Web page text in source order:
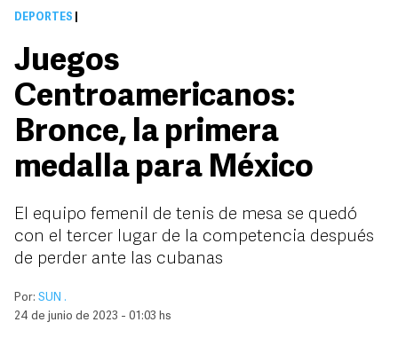
DEPORTES
Juegos
Centroamericanos:
Bronce, la primera
medalla para México
El equipo femenil de tenis de mesa se quedó
con el tercer lugar de la competencia después
de perder ante las cubanas
Por: SUN .
24 de junio de 2023 - 01:03 hs